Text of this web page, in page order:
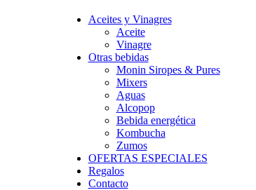
Aceites y Vinagres
Aceite
Vinagre
Otras bebidas
Monin Siropes & Pures
Mixers
Aguas
Alcopop
Bebida energética
Kombucha
Zumos
OFERTAS ESPECIALES
Regalos
Contacto